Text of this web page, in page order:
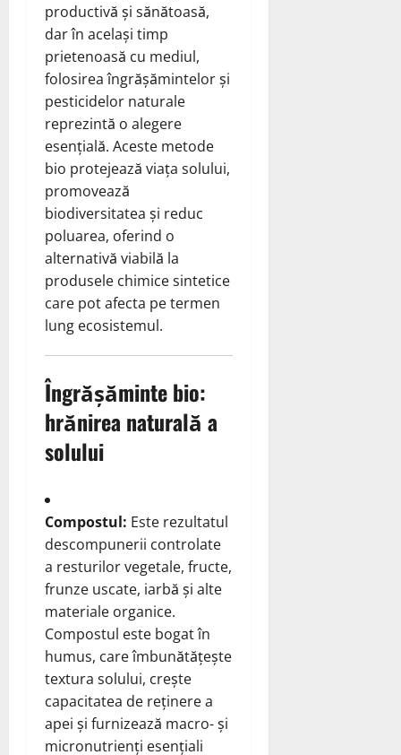
productivă și sănătoasă,
dar în același timp
prietenoasă cu mediul,
folosirea îngrășămintelor și
pesticidelor naturale
reprezintă o alegere
esențială. Aceste metode
bio protejează viața solului,
promovează
biodiversitatea și reduc
poluarea, oferind o
alternativă viabilă la
produsele chimice sintetice
care pot afecta pe termen
lung ecosistemul.
Îngrășăminte bio:
hrănirea naturală a
solului
Compostul: Este rezultatul
descompunerii controlate
a resturilor vegetale, fructe,
frunze uscate, iarbă și alte
materiale organice.
Compostul este bogat în
humus, care îmbunătățește
textura solului, crește
capacitatea de reținere a
apei și furnizează macro- și
micronutrienți esențiali